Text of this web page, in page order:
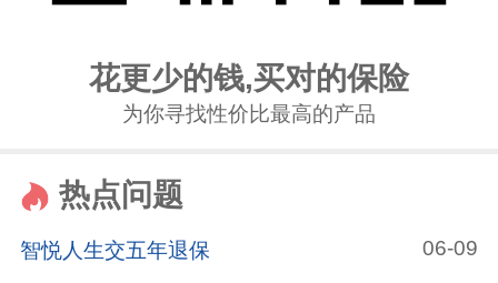
花更少的钱,买对的保险
为你寻找性价比最高的产品
热点问题
智悦人生交五年退保 06-09